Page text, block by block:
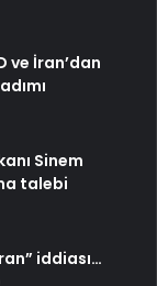
ve İran’dan
Sinem
talebi
iddiası…